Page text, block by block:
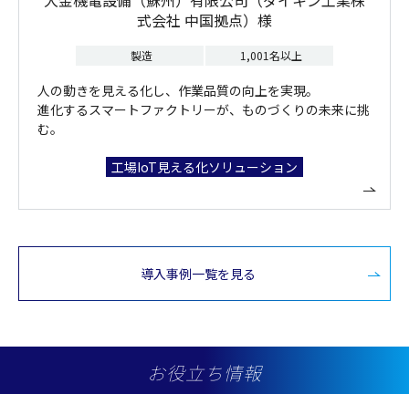
式会社 中国拠点）様
製造 1,001名以上
人の動きを見える化し、作業品質の向上を実現。
進化するスマートファクトリーが、ものづくりの未来に挑
む。
工場IoT見える化ソリューション
導入事例一覧を見る
お役立ち情報